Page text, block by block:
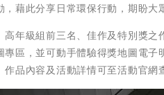
藉此分享日常環保行動，期盼大
年級組前三名、佳作及特別獎
區，並可動手體驗得獎地圖電
品內容及活動詳情可至活動官網